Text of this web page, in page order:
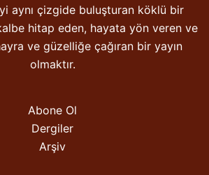
aynı çizgide buluşturan köklü bir
hitap eden, hayata yön veren ve
ve güzelliğe çağıran bir yayın
olmaktır.
Abone Ol
Dergiler
Arşiv